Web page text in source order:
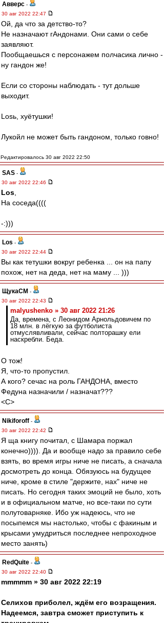
Авверс -
30 авг 2022 22:47
Ой, да что за детство-то?
Не назначают гАндонами. Они сами о себе
заявляют.
Пообщаешься с персонажем полчасика лично -
ну гандон же!
Если со стороны наблюдать - тут дольше
выходит.
Losь, хуётушки!
Лукойл не может быть гандоном, только говно!
Редактировалось 30 авг 2022 22:50
SAS -
30 авг 2022 22:46
Los
На соседа((((
-:)))
Los -
30 авг 2022 22:44
Вы как тетушки вокруг ребенка ... он на папу
похож, нет на деда, нет на маму ... )))
ЩукаСМ -
30 авг 2022 22:43
malyushenko » 30 авг 2022 21:26
Да, времена, с Леонидом Арнольдовичем по
18 млн. в лёгкую за футболиста
отмуслявливали, сейчас полторашку ели
наскребли. Беда.
О тож!
Я, что-то пропустил.
А кого? сечас на роль ГАНДОНА, вместо
Федуна назначили / назначат???
<C>
Nikiforoff -
30 авг 2022 22:42
Я ща книгу почитал, с Шамара поржал
конечно)))). Да и вообще надо за правило себе
взять, во время игры ниче не писать, а сначала
досмотреть до конца. Обязуюсь на будущее
ниче, кроме в стиле "держите, нах" ниче не
писать. Но сегодня таких эмоций не было, хоть
и в официальном матче, но все-таки по сути
полутоварняке. Ибо уж надеюсь, что не
посыпемся мы настолько, чтобы с факиным и
крысами умудриться последнее непроходное
место занять)
RedQuite -
30 авг 2022 22:40
mmmmm » 30 авг 2022 22:19
Селихов приболел, ждём его возращения.
Надеемся, завтра сможет приступить к